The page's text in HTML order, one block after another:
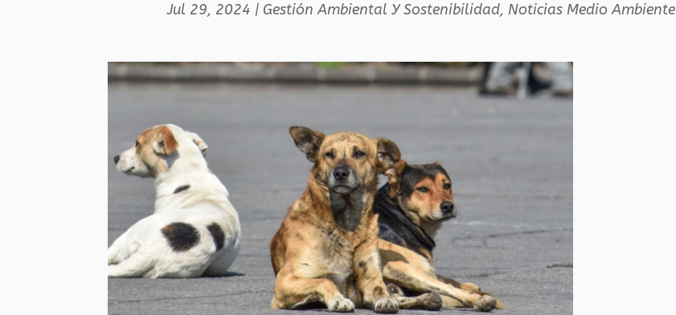
Jul 29, 2024 | Gestión Ambiental Y Sostenibilidad,Noticias Medio Ambiente